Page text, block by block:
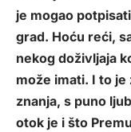
je mogao
grad. Hoću reći,
nekog doživljaja
može imati. I to
znanja, s puno
otok je i što